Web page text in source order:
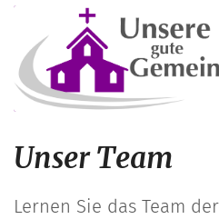
Zum Inhalt springen
Unser Team
Lernen Sie das Team